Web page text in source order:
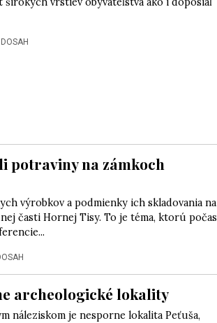
potraviny na zámkoch
výrobkov a podmienky ich skladovania na
časti Hornej Tisy. To je téma, ktorú počas
archeologické lokality
náleziskom je nesporne lokalita Peťuša,